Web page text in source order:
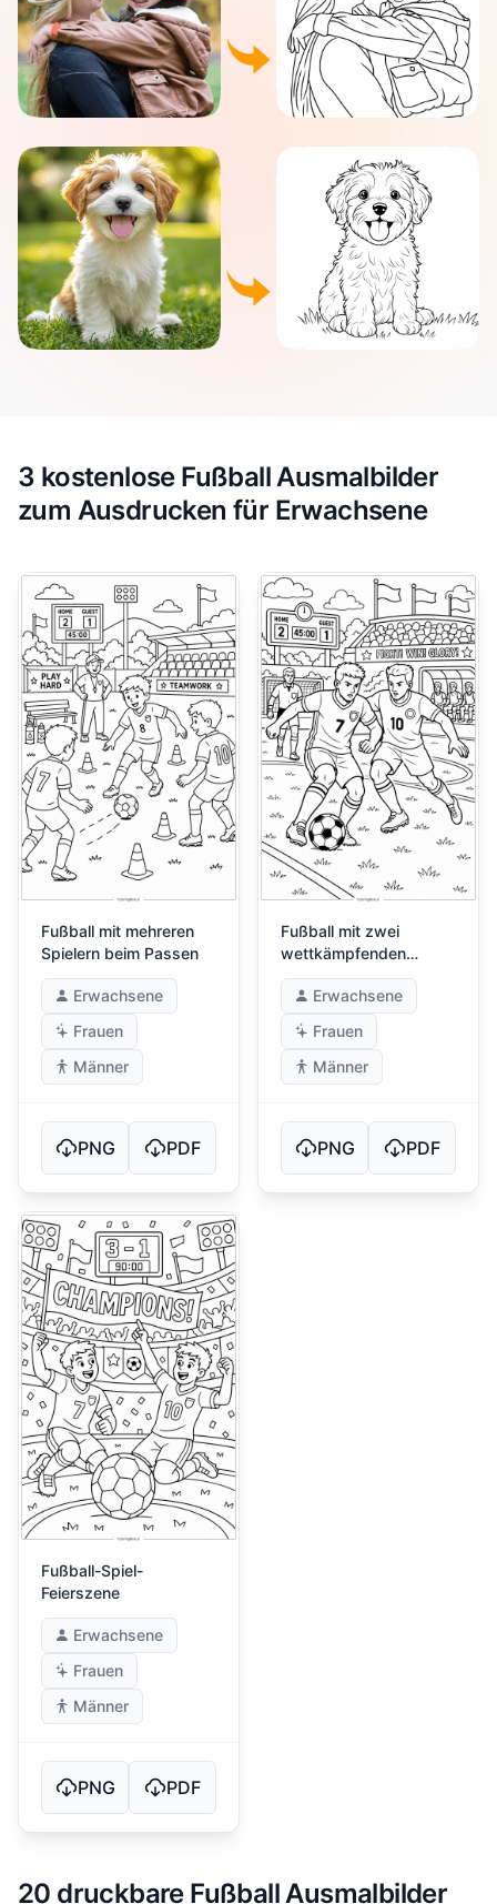
3 kostenlose Fußball Ausmalbilder
zum Ausdrucken für Erwachsene
Fußball mit mehreren
Spielern beim Passen
Erwachsene
Frauen
Männer
PNG PDF
Fußball mit zwei
wettkämpfenden
Spielern
Erwachsene
Frauen
Männer
PNG PDF
Fußball-Spiel-
Feierszene
Erwachsene
Frauen
Männer
PNG PDF
20 druckbare Fußball Ausmalbilder